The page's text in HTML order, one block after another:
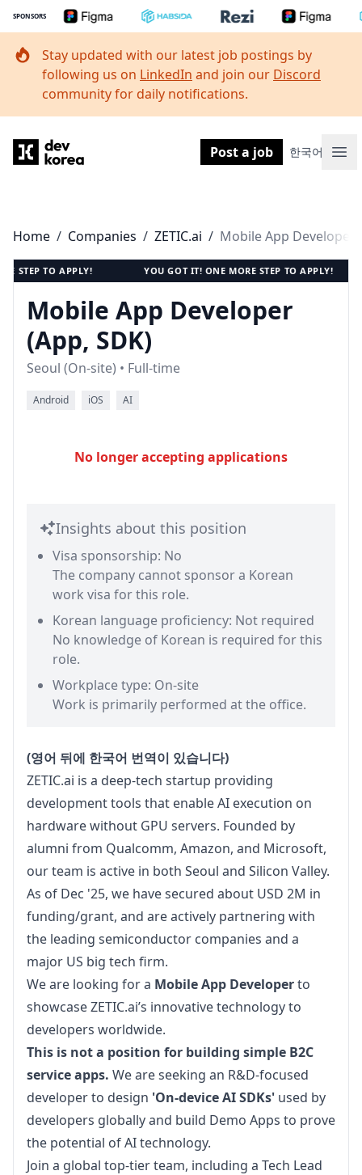
SPONSORS
Stay updated with our latest job postings by
following us on LinkedIn and join our Discord
community for daily notifications.
Dev Korea Post a job 한국어
Home / Companies / ZETIC.ai /
TO APPLY! YOU GOT IT! ONE MORE STEP TO APPLY!
Mobile App Developer
(App, SDK)
Seoul (On-site) • Full-time
Android iOS AI
No longer accepting applications
Insights about this position
Visa sponsorship: No
The company cannot sponsor a Korean
work visa for this role.
Korean language proficiency: Not required
No knowledge of Korean is required for this
role.
Workplace type: On-site
Work is primarily performed at the office.
(영어 뒤에 한국어 번역이 있습니다)
ZETIC.ai is a deep-tech startup providing
development tools that enable AI execution on
hardware without GPU servers. Founded by
alumni from Qualcomm, Amazon, and Microsoft,
our team is active in both Seoul and Silicon Valley.
As of Dec '25, we have secured about USD 2M in
funding/grant, and are actively partnering with
the leading semiconductor companies and a
major US big tech firm.
We are looking for a Mobile App Developer to
showcase ZETIC.ai’s innovative technology to
developers worldwide.
This is not a position for building simple B2C
service apps. We are seeking an R&D-focused
developer to design 'On-device AI SDKs' used by
developers globally and build Demo Apps to prove
the potential of AI technology.
Join a global top-tier team, including a Tech Lead